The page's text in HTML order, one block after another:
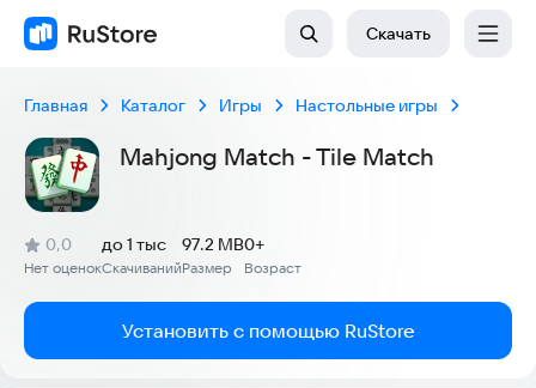
Скачать
Главная Каталог Игры Настольные игры
Mahjong Match - Tile Match
Рейтинг:
0,0
(
Нет оценок
)
Скачиваний
до 1 тыс
Размер
97.2 MB
Возраст
0+
Установить с помощью RuStore